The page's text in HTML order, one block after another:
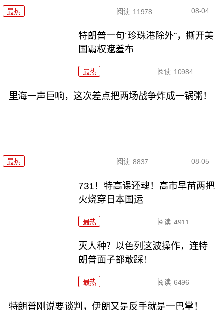
最热 阅读 11978 08-04
特朗普一句“珍珠港除外”，撕开美
国霸权遮羞布
最热 阅读 10984
里海一声巨响，这次差点把两场战争炸成一锅粥！
最热 阅读 8837 08-05
731！特高课还魂！高市早苗两把
火烧穿日本国运
最热 阅读 4911
灭人种？以色列这波操作，连特
朗普面子都敢踩！
最热 阅读 6496
特朗普刚说要谈判，伊朗又是反手就是一巴掌！